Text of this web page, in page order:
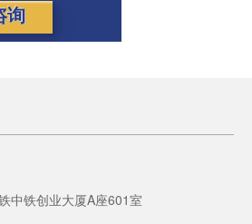
询
中铁创业大厦A座601室